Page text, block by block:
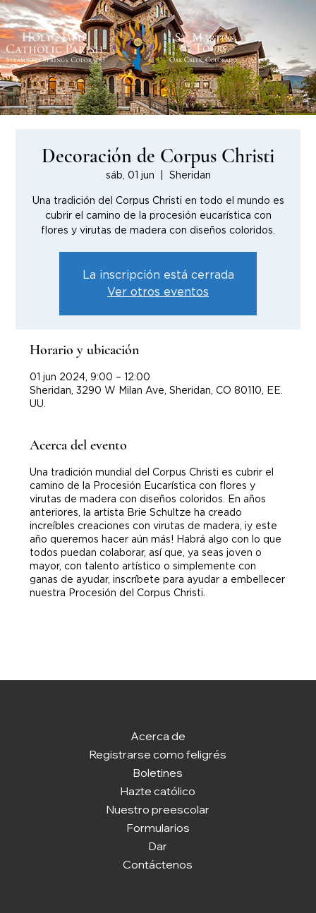
Decoración de Corpus Christi
sáb, 01 jun Sheridan
Una tradición del Corpus Christi en todo el mundo es
cubrir el camino de la procesión eucarística con
flores y virutas de madera con diseños coloridos.
La inscripción está cerrada
Ver otros eventos
Horario y ubicación
01 jun 2024, 9:00 – 12:00
Sheridan, 3290 W Milan Ave, Sheridan, CO 80110, EE.
UU.
Acerca del evento
Una tradición mundial del Corpus Christi es cubrir el
camino de la Procesión Eucarística con flores y
virutas de madera con diseños coloridos. En años
anteriores, la artista Brie Schultze ha creado
increíbles creaciones con virutas de madera, ¡y este
año queremos hacer aún más! Habrá algo con lo que
todos puedan colaborar, así que, ya seas joven o
mayor, con talento artístico o simplemente con
ganas de ayudar, inscríbete para ayudar a embellecer
nuestra Procesión del Corpus Christi.
Acerca de
Registrarse como feligrés
Boletines
Hazte católico
Nuestro preescolar
Formularios
Dar
Contáctenos